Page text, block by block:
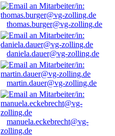
thomas.burger@vg-zolling.de
daniela.dauer@vg-zolling.de
martin.dauer@vg-zolling.de
manuela.eckebrecht@vg-
zolling.de